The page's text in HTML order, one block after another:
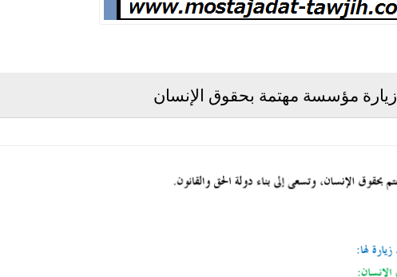
زيارة مؤسسة مهتمة بحقوق الإنسان